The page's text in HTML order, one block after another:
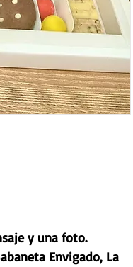
y una foto.
Envigado, La